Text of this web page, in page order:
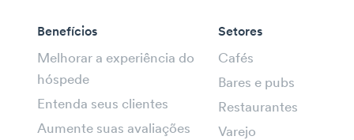
Benefícios
Melhorar a experiência do
hóspede
Entenda seus clientes
Aumente suas avaliações
Setores
Cafés
Bares e pubs
Restaurantes
Varejo